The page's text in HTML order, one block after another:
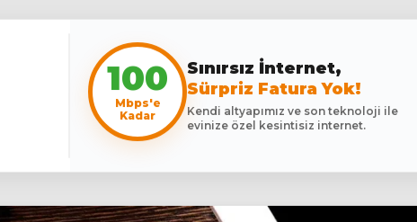
100
Mbps'e
Kadar
Sınırsız İnternet,
Sürpriz Fatura Yok!
Kendi altyapımız ve son teknoloji ile
evinize özel kesintisiz internet.